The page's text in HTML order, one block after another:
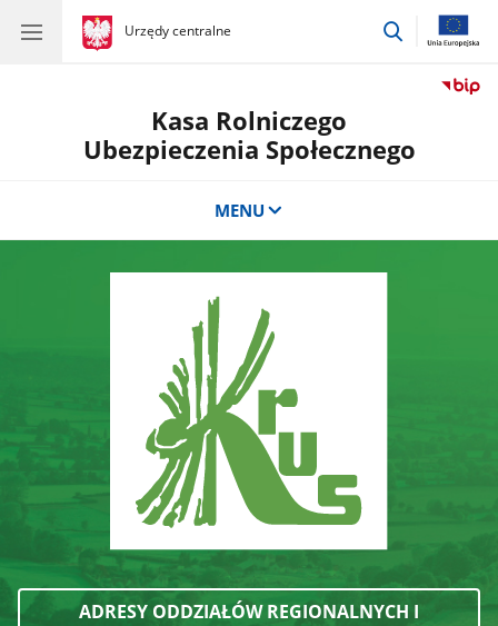
gov.pl
Urzędy centralne
gov.pl
Urzędy
przejdź
Kasa Rolniczego
Ubezpieczenia Społecznego
MENU
ADRESY ODDZIAŁÓW REGIONALNYCH I